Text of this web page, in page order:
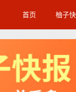
首页 柚子